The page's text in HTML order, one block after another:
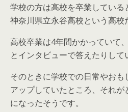
学校の方は高校を卒業している
神奈川県立永谷高校という高校
高校卒業は4年間かかっていて
とインタビューで答えたりして
そのときに学校での日常やお
アップしていたところ、それ
になったそうです。